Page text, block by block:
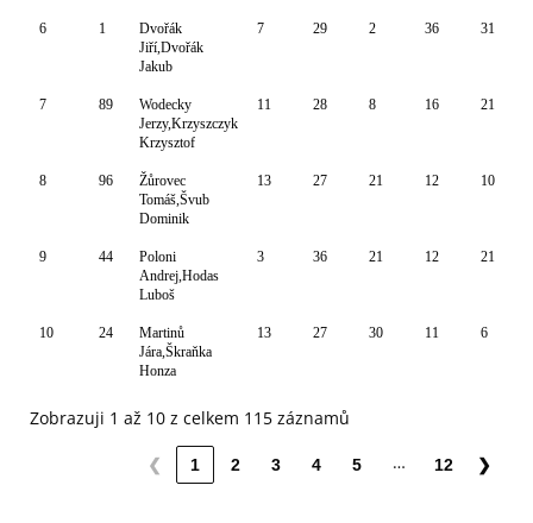
6 1
Dvořák
Jiří,Dvořák
Jakub
7 29 2 36 31
7 89
Wodecky
Jerzy,Krzyszczyk
Krzysztof
11 28 8 16 21
8 96
Žůrovec
Tomáš,Švub
Dominik
13 27 21 12 10
9 44
Poloni
Andrej,Hodas
Luboš
3 36 21 12 21
10 24
Martinů
Jára,Škraňka
Honza
13 27 30 11 6
Zobrazuji 1 až 10 z celkem 115 záznamů
❮ 1 2 3 4 5 … 12 ❯